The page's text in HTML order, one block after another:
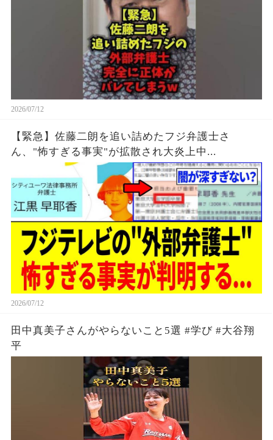
2026/07/12
【緊急】佐藤二朗を追い詰めたフジ弁護士さ
ん、"怖すぎる事実"が拡散され大炎上中...
2026/07/12
田中真美子さんがやらないこと5選 #学び #大谷翔
平